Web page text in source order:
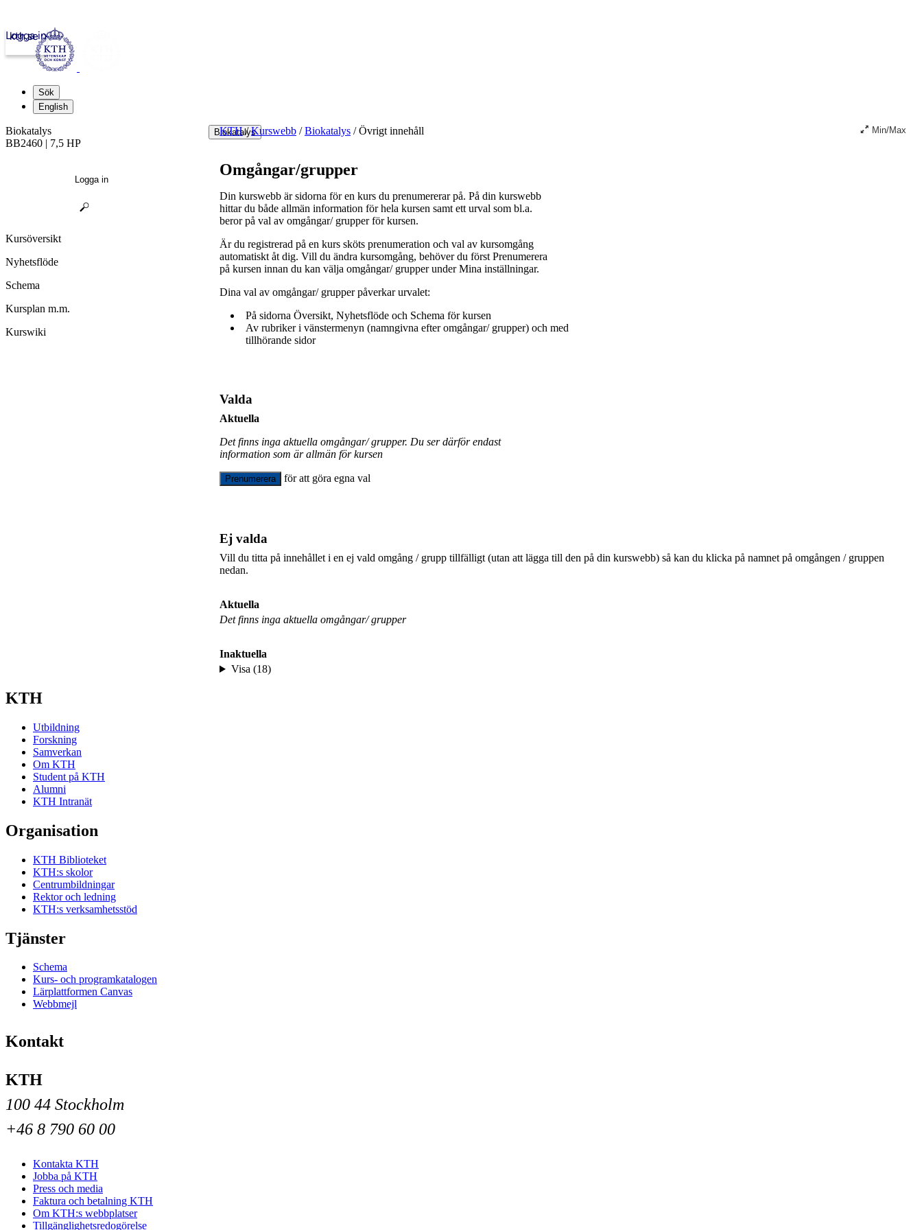
kth.se
Logga in
Sök
English
Biokatalys
KTH / Kurswebb / Biokatalys /Övrigt innehåll Min/Max
Omgångar/grupper
Din kurswebb är sidorna för en kurs du prenumererar på. På din kurswebb
hittar du både allmän information för hela kursen samt ett urval som bl.a.
beror på val av omgångar/ grupper för kursen.
Är du registrerad på en kurs sköts prenumeration och val av kursomgång
automatiskt åt dig. Vill du ändra kursomgång, behöver du först Prenumerera
på kursen innan du kan välja omgångar/ grupper under Mina inställningar.
Dina val av omgångar/ grupper påverkar urvalet:
På sidorna Översikt, Nyhetsflöde och Schema för kursen
Av rubriker i vänstermenyn (namngivna efter omgångar/ grupper) och med
tillhörande sidor
Valda
Aktuella
Det finns inga aktuella omgångar/ grupper. Du ser därför endast
information som är allmän för kursen
Prenumerera för att göra egna val
Ej valda
Vill du titta på innehållet i en ej vald omgång / grupp tillfälligt (utan att lägga till den på din kurswebb) så kan du klicka på namnet på omgången / gruppen
nedan.
Aktuella
Det finns inga aktuella omgångar/ grupper
Inaktuella
Visa (18)
Biokatalys
BB2460 | 7,5 HP
Logga in
Kursöversikt
Nyhetsflöde
Schema
Kursplan m.m.
Kurswiki
KTH
Utbildning
Forskning
Samverkan
Om KTH
Student på KTH
Alumni
KTH Intranät
Organisation
KTH Biblioteket
KTH:s skolor
Centrumbildningar
Rektor och ledning
KTH:s verksamhetsstöd
Tjänster
Schema
Kurs- och programkatalogen
Lärplattformen Canvas
Webbmejl
Kontakt
KTH
100 44 Stockholm
+46 8 790 60 00
Kontakta KTH
Jobba på KTH
Press och media
Faktura och betalning KTH
Om KTH:s webbplatser
Tillgänglighetsredogörelse